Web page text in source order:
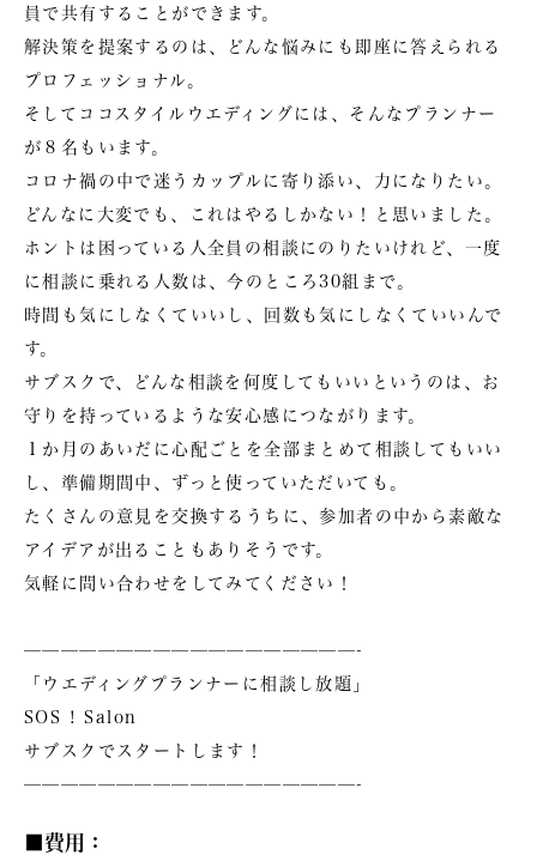
員で共有することができます。
解決策を提案するのは、どんな悩みにも即座に答えられる
プロフェッショナル。
そしてココスタイルウエディングには、そんなプランナー
が８名もいます。
コロナ禍の中で迷うカップルに寄り添い、力になりたい。
どんなに大変でも、これはやるしかない！と思いました。
ホントは困っている人全員の相談にのりたいけれど、一度
に相談に乗れる人数は、今のところ30組まで。
時間も気にしなくていいし、回数も気にしなくていいんで
す。
サブスクで、どんな相談を何度してもいいというのは、お
守りを持っているような安心感につながります。
１か月のあいだに心配ごとを全部まとめて相談してもいい
し、準備期間中、ずっと使っていただいても。
たくさんの意見を交換するうちに、参加者の中から素敵な
アイデアが出ることもありそうです。
気軽に問い合わせをしてみてください！
——————————————————-
「ウエディングプランナーに相談し放題」
SOS ! Salon
サブスクでスタートします！
——————————————————-
■費用：